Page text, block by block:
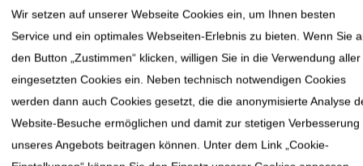
STEINLE 6503 Doppel Prismenpaar mit Spannbügel
Wir setzen auf unserer Webseite Cookies ein, um Ihnen besten
Service und ein optimales Webseiten-Erlebnis zu bieten. Wenn Sie
den Button „Zustimmen“ klicken, willigen Sie in die Verwendung aller
eingesetzten Cookies ein. Neben technisch notwendigen Cookies
werden dann auch Cookies gesetzt, die die anonymisierte Analyse
Website-Besuche ermöglichen und damit zur stetigen Verbesserung
unseres Angebots beitragen können. Unter dem Link „Cookie-